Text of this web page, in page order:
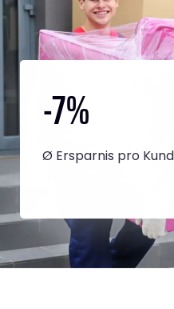
-7%
Ø Ersparnis pro